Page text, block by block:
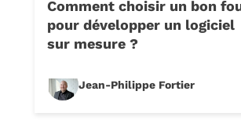
Comment choisir un bon
pour développer un logiciel
sur mesure ?
Jean-Philippe Fortier